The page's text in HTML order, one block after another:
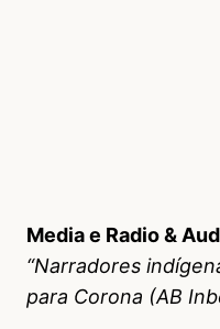
Media e Radio &
“Narradores
para Corona (AB